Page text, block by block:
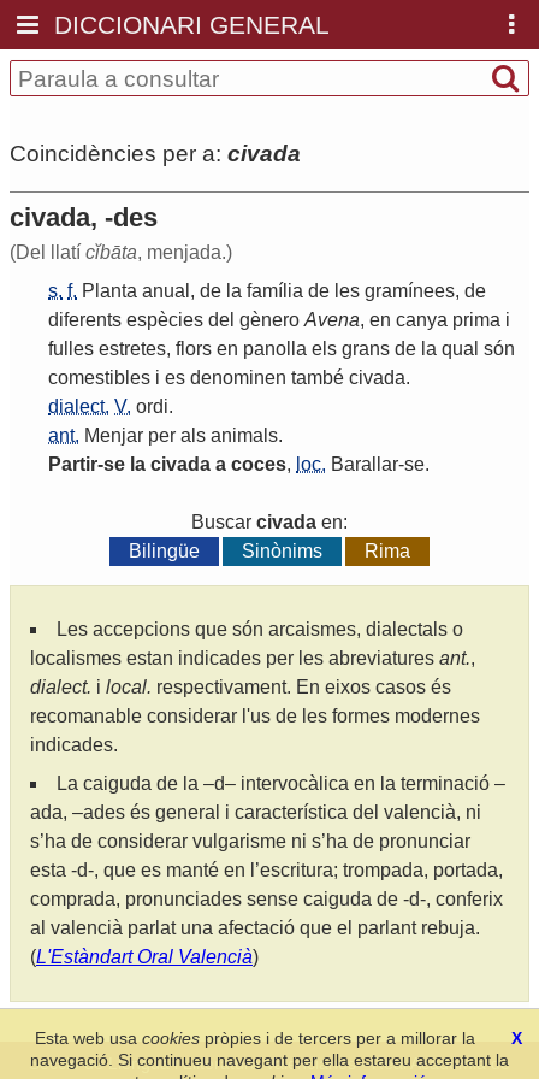
DICCIONARI GENERAL
Coincidències per a: civada
civada, -des
(Del llatí cĭbāta, menjada.)
s. f. Planta anual , de la família de les gramínees, de
diferents espècies del gènero Avena, en canya prima i
fulles estretes, flors en panolla els grans de la qual són
comestibles i es denominen també civada.
dialect. V. ordi.
ant. Menjar per als animals.
Partir-se la civada a coces, loc. Barallar-se.
Buscar civada en:
Bilingüe
Sinònims Rima
Les accepcions que són arcaismes, dialectals o
localismes estan indicades per les abreviatures ant.,
dialect. i local. respectivament. En eixos casos és
recomanable considerar l'us de les formes modernes
indicades.
La caiguda de la –d– intervocàlica en la terminació –
ada, –ades és general i característica del valencià, ni
s’ha de considerar vulgarisme ni s’ha de pronunciar
esta -d-, que es manté en l’escritura; trompada, portada,
comprada, pronunciades sense caiguda de -d-, conferix
al valencià parlat una afectació que el parlant rebuja.
(L'Estàndart Oral Valencià)
Secció de Llengua i Lliteratura Valencianes-Real Acadèmia de
X
Esta web usacookies pròpies i de tercers per a millorar la
navegació. Si continueu navegant per ella estareu acceptant la